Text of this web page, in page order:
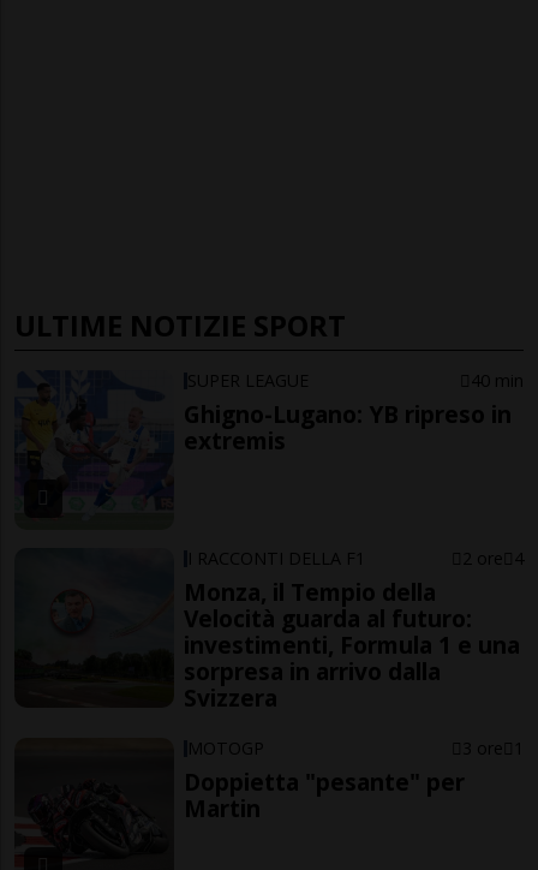
ULTIME NOTIZIE SPORT
SUPER LEAGUE 40 min
Ghigno-Lugano: YB ripreso in
extremis
I RACCONTI DELLA F1 2 ore 4
Monza, il Tempio della
Velocità guarda al futuro:
investimenti, Formula 1 e una
sorpresa in arrivo dalla
Svizzera
MOTOGP 3 ore 1
Doppietta "pesante" per
Martin